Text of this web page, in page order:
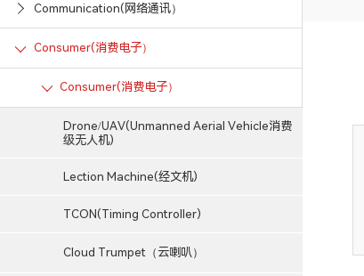
Communication(网络通讯）
Consumer(消费电子）
Consumer(消费电子）
Drone/UAV(Unmanned Aerial Vehicle消费
级无人机)
Lection Machine(经文机)
TCON(Timing Controller)
Cloud Trumpet（云喇叭）